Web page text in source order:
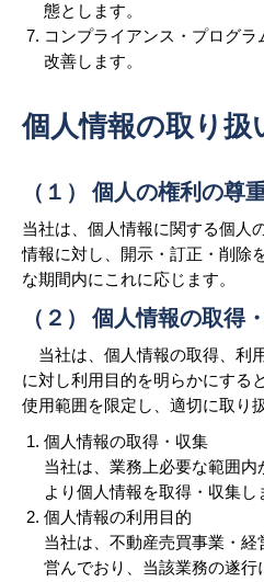
態とします。
コンプライアンス・プログ
改善します。
個人情報の取り扱
（１） 個人の権利の尊
当社は、個人情報に関する個人
情報に対し、開示・訂正・削除
な期間内にこれに応じます。
（２） 個人情報の取得
当社は、個人情報の取得、利
に対し利用目的を明らかにする
使用範囲を限定し、適切に取り
個人情報の取得・収集
当社は、業務上必要な範囲
より個人情報を取得・収集し
個人情報の利用目的
当社は、不動産売買事業・
営んでおり、当該業務の遂